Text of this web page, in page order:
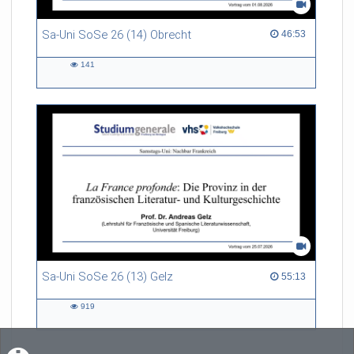
Sa-Uni SoSe 26 (14) Obrecht 46:53
46:53 duration
141
Sa-Uni SoSe 26 (13) Gelz 55:13
55:13 duration
919